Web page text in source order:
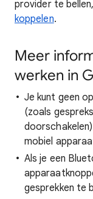
provider te
koppelen.
Meer
werken in
Je kunt geen
(zoals
mobiel
Als je een
gesprekken te